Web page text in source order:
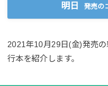
明日 発売の
2021年10月29日(金)発売
行本を紹介します。